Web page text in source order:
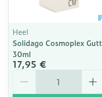
Heel
Solidago Cosmoplex Gutt
30ml
17,95 €